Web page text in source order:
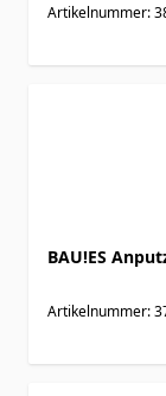
Artikelnummer:
BAU!ES
Artikelnummer: